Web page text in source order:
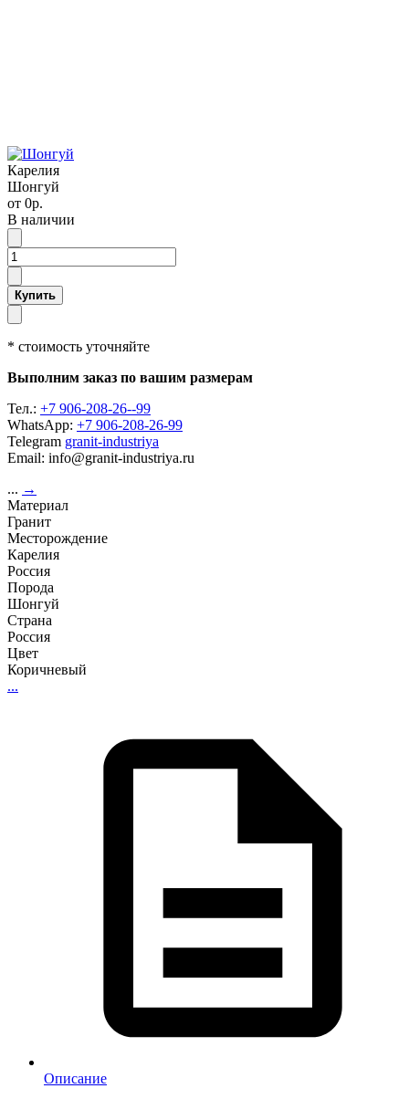
Карелия
Шонгуй
от 0р.
В наличии
Купить
* стоимость уточняйте
Выполним заказ по вашим размерам
Тел.: +7 906-208-26--99
WhatsApp: +7 906-208-26-99
Telegram granit-industriya
Email: info@granit-industriya.ru
... →
Материал
Гранит
Месторождение
Карелия
Россия
Порода
Шонгуй
Страна
Россия
Цвет
Коричневый
...
Описание